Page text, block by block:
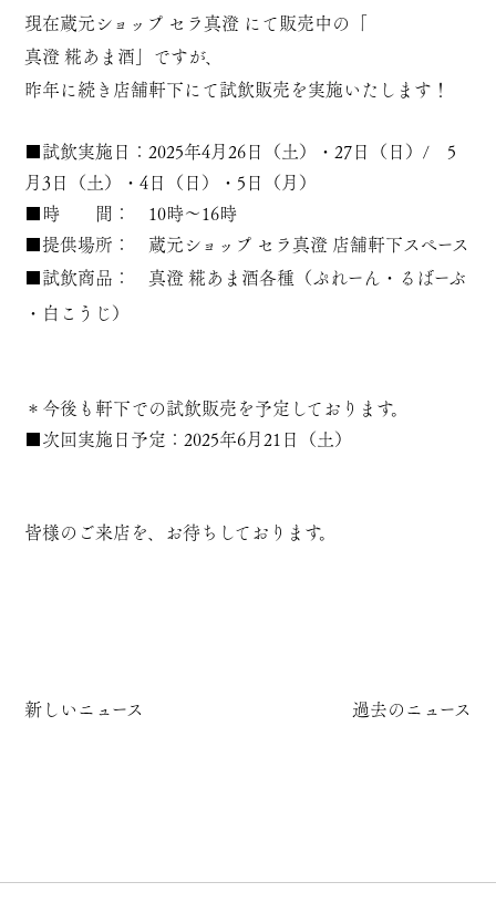
現在蔵元ショップ セラ真澄 にて販売中の「
真澄 糀あま酒 」ですが、
昨年に続き店舗軒下にて試飲販売を実施いたします！
■試飲実施日：2025年4月26日（土）・27日（日）/ 5
月3日（土）・4日（日）・5日（月）
■時 間： 10時～16時
■提供場所： 蔵元ショップ セラ真澄 店舗軒下スペース
■試飲商品： 真澄 糀あま酒各種 （ ぷれーん ・
るばーぶ
・ 白こうじ ）
＊今後も軒下での試飲販売を予定しております。
■次回実施日予定：2025年6月21日（土）
皆様のご来店を、お待ちしております。
新しいニュース 過去のニュース